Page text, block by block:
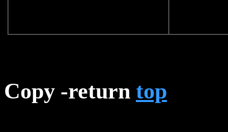
Copy -return top